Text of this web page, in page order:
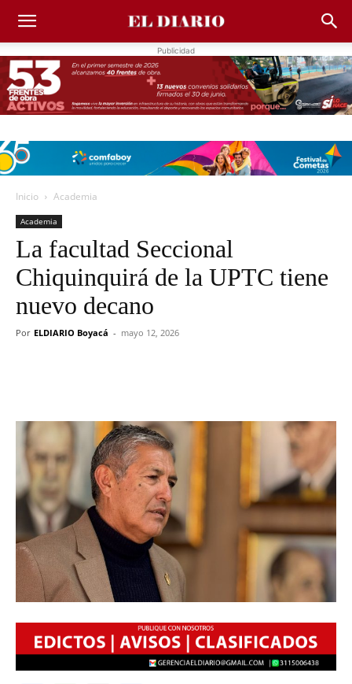
Publicidad
Inicio Academia
Academia
La facultad Seccional
Chiquinquirá de la UPTC tiene
nuevo decano
Por ELDIARIO Boyacá - mayo 12, 2026